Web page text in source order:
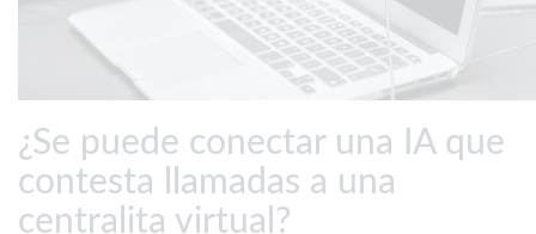
¿Se puede conectar una IA que
contesta llamadas a una
centralita virtual?